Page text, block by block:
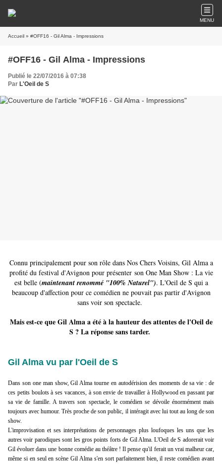
MENU
Accueil » #OFF16 - Gil Alma - Impressions
#OFF16 - Gil Alma - Impressions
Publié le 22/07/2016 à 07:38
Par L'Oeil de S
Connu principalement pour son rôle dans Nos Chers Voisins, Gil Alma a
profité du festival d'Avignon pour présenter son One Man Show : La vie
est belle (maintenant renommé "100% Naturel"). L'Oeil de S qui a
beaucoup d'affection pour ce comédien ne pouvait pas partir d'Avignon
sans voir son spectacle.
Mais est-ce que Gil Alma a été à la hauteur des attentes de l'Oeil de
S ? La réponse sans tarder.
Gil Alma vu par l'Oeil de S
Dans son one man show, Gil Alma tourne en autodérision des moments de sa vie : de
ces petits boulots à ses vacances, à son envie de travailler à Hollywood en passant par
sa vie de famille. A travers son spectacle, le comédien se dévoile énormément mais
toujours avec humour. Très proche de son public, il intéragit avec lui tout au long de son
show.
L'improvisation et ses interprétations de personnages plus loufoques les uns que les
autres voir parodiques sont les gros points forts de Gil Alma. L'Oeil de S adorerait voir
Gil évoluer dans une bonne comédie au théâtre ! Il pense qu'il ferait un vrai malheur car,
même si en seul en scène Gil Alma s'en sort parfaitement bien, il reste comédien avant